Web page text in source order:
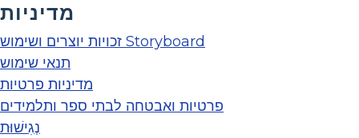
מדיניות
זכויות יוצרים ושימוש Storyboard
תנאי שימוש
מדיניות פרטיות
פרטיות ואבטחה לבתי ספר ותלמידים
נְגִישׁוּת